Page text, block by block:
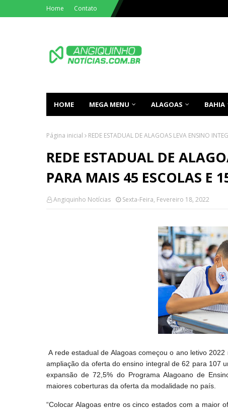
Home Contato
HOME MEGA MENU ALAGOAS BAHIA
Página inicial REDE ESTADUAL DE ALAGOAS LEVA ENSINO
REDE ESTADUAL DE
PARA MAIS 45 ESCOLAS E
Angiquinho Notícias Sexta-Feira, Fevereiro 18, 2022
A rede estadual de Alagoas começou o ano letivo
ampliação da oferta do ensino integral de 62 para 107
expansão de 72,5% do Programa Alagoano de
maiores coberturas da oferta da modalidade no país.
“Colocar Alagoas entre os cinco estados com a maior